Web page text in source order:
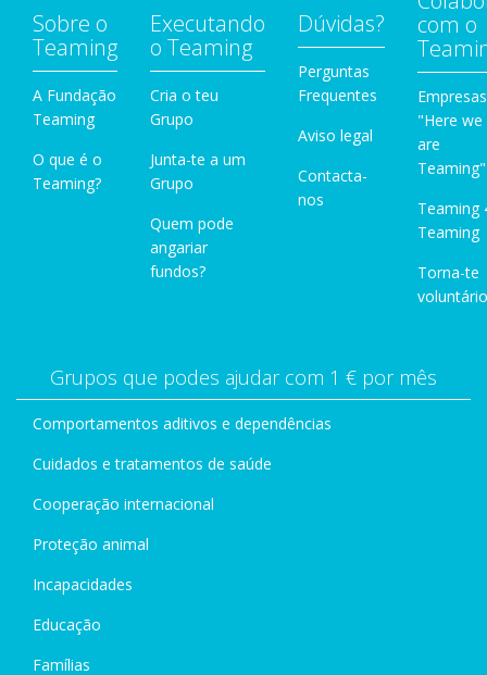
Sobre o
Teaming
A Fundação
Teaming
O que é o
Teaming?
Executando
o Teaming
Cria o teu
Grupo
Junta-te a um
Grupo
Quem pode
angariar
fundos?
Dúvidas?
Perguntas
Frequentes
Aviso legal
Contacta-
nos
com o
Empresas
"Here we
are
Teaming"
Teaming
Teaming
Torna-te
Grupos que podes ajudar com 1 € por mês
Comportamentos aditivos e dependências
Cuidados e tratamentos de saúde
Cooperação internacional
Proteção animal
Incapacidades
Educação
Famílias